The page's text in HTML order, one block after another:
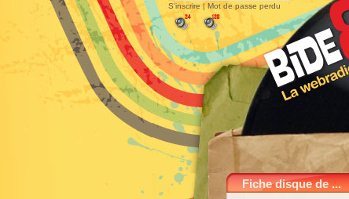
S'inscrire | Mot de passe perdu
Fiche disque de ...